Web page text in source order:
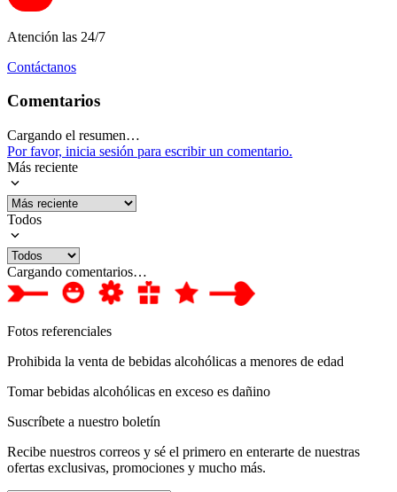
Atención las 24/7
Contáctanos
Comentarios
Cargando el resumen…
Por favor, inicia sesión para escribir un comentario.
Más reciente
Todos
Cargando comentarios…
Fotos referenciales
Prohibida la venta de bebidas alcohólicas a menores de edad
Tomar bebidas alcohólicas en exceso es dañino
Suscríbete a nuestro boletín
Recibe nuestros correos y sé el primero en enterarte de nuestras
ofertas exclusivas, promociones y mucho más.